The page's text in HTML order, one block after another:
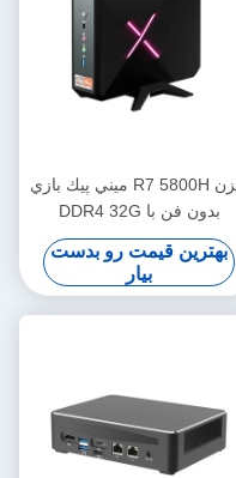
ريزن R7 5800H ميني پيك بازي
بدون فن با DDR4 32G
3200MHz و دوسر اترنت
بهترین قیمت رو بدست
بیار